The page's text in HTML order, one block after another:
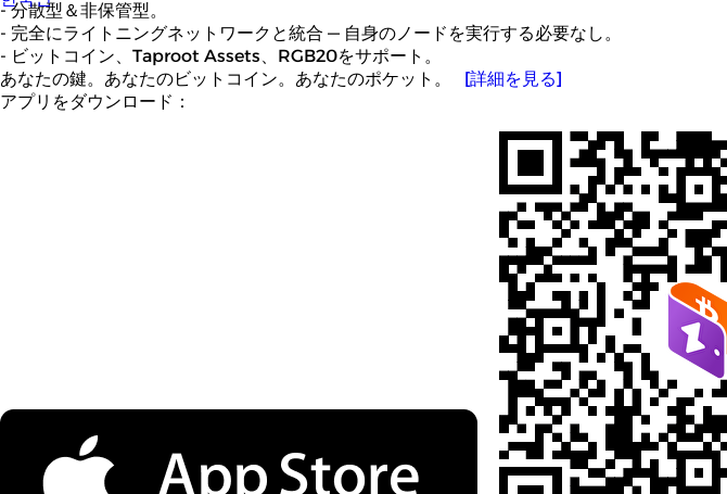
- 分散型＆非保管型。
- 完全にライトニングネットワークと統合 — 自身のノードを実行する必要なし。
- ビットコイン、Taproot Assets、RGB20をサポート。
あなたの鍵。あなたのビットコイン。あなたのポケット。 [詳細を見る]
アプリをダウンロード：